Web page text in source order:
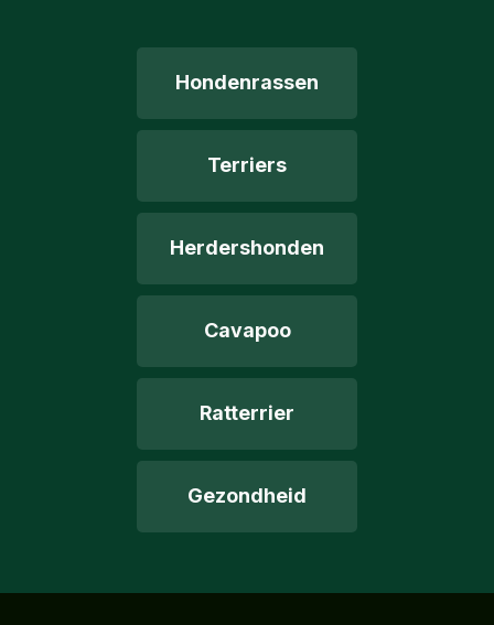
Hondenrassen
Terriers
Herdershonden
Cavapoo
Ratterrier
Gezondheid